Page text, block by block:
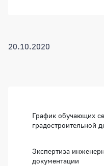
20.10.2020
График обучающих
градостроительной
Экспертиза
документации